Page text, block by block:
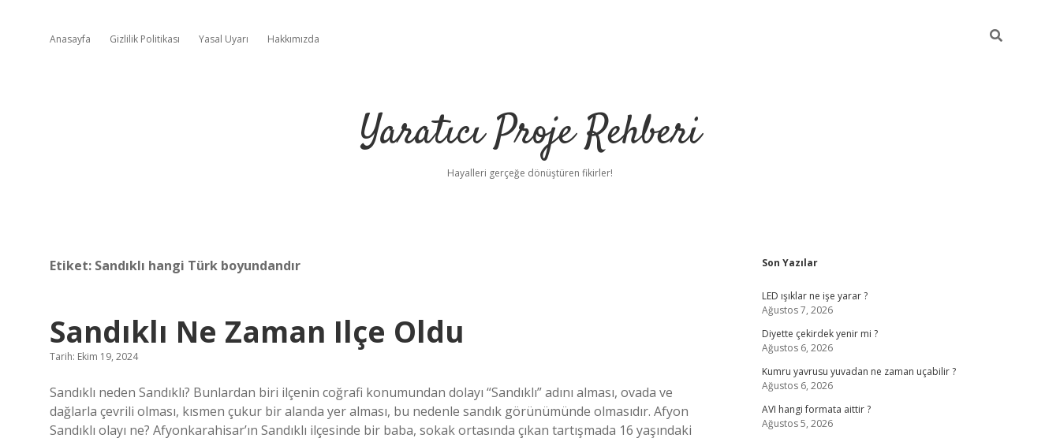
Anasayfa Gizlilik Politikası Yasal Uyarı Hakkımızda
Yaratıcı Proje Rehberi
Hayalleri gerçeğe dönüştüren fikirler!
Etiket: Sandıklı hangi Türk boyundandır
Sandıklı Ne Zaman Ilçe Oldu
Tarih: Ekim 19, 2024
Sandıklı neden Sandıklı? Bunlardan biri ilçenin coğrafi konumundan dolayı “Sandıklı” adını alması, ovada ve
dağlarla çevrili olması, kısmen çukur bir alanda yer alması, bu nedenle sandık görünümünde olmasıdır. Afyon
Sandıklı olayı ne? Afyonkarahisar’ın Sandıklı ilçesinde bir baba, sokak ortasında çıkan tartışmada 16 yaşındaki
Sidebar
Son Yazılar
LED ışıklar ne işe yarar ?
Ağustos 7, 2026
Diyette çekirdek yenir mi ?
Ağustos 6, 2026
Kumru yavrusu yuvadan ne zaman uçabilir ?
Ağustos 6, 2026
AVI hangi formata aittir ?
Ağustos 5, 2026